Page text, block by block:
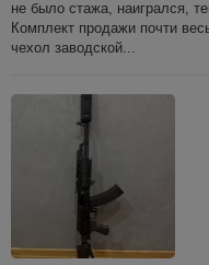
не было стажа, наигрался,
Комплект продажи почти
чехол заводской...